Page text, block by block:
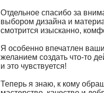
Отдельное спасибо за
выбором дизайна и
смотрится изысканно,
Я особенно впечатлен
желанием создать что-то
и это чувствуется!
Теперь я знаю, к кому